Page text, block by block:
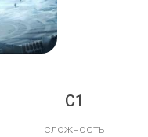
C1
сложность